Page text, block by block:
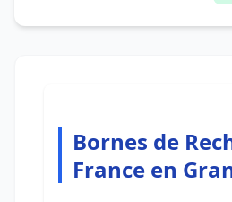
Bornes de
France en